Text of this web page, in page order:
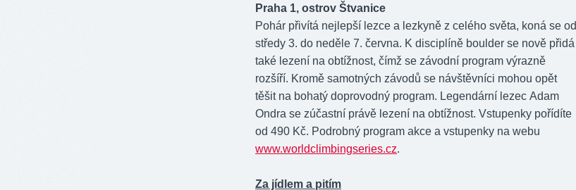
Praha 1, ostrov Štvanice
Pohár přivítá nejlepší lezce a lezkyně z celého světa, koná se od
středy 3. do neděle 7. června. K disciplíně boulder se nově přidá
také lezení na obtížnost, čímž se závodní program výrazně
rozšíří. Kromě samotných závodů se návštěvníci mohou opět
těšit na bohatý doprovodný program. Legendární lezec Adam
Ondra se zúčastní právě lezení na obtížnost. Vstupenky pořídíte
od 490 Kč. Podrobný program akce a vstupenky na webu
www.worldclimbingseries.cz.
Za jídlem a pitím